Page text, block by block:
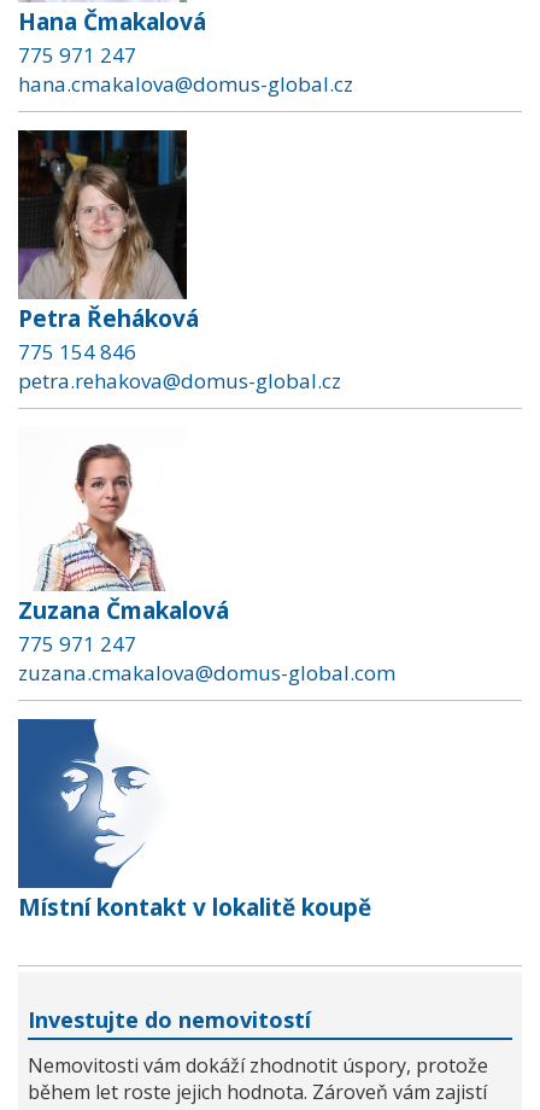
Hana Čmakalová
775 971 247
hana.cmakalova@domus-global.cz
Petra Řeháková
775 154 846
petra.rehakova@domus-global.cz
Zuzana Čmakalová
775 971 247
zuzana.cmakalova@domus-global.com
Místní kontakt v lokalitě koupě
Investujte do nemovitostí
Nemovitosti vám dokáží zhodnotit úspory, protože
během let roste jejich hodnota. Zároveň vám zajistí